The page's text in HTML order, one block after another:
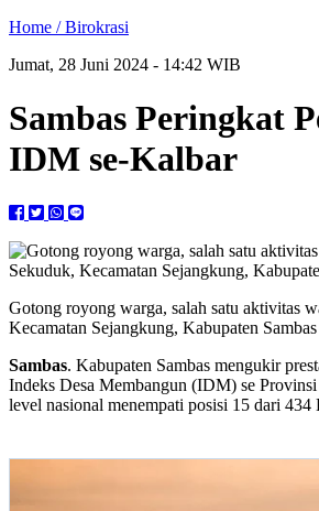
Home /Birokrasi
Jumat, 28 Juni 2024 - 14:42 WIB
Sambas Peringkat
IDM se-Kalbar
Gotong royong warga, salah satu aktivitas
Kecamatan Sejangkung, Kabupaten Sambas
Sambas. Kabupaten Sambas mengukir
Indeks Desa Membangun (IDM) se
level nasional menempati posisi 15 dari 434